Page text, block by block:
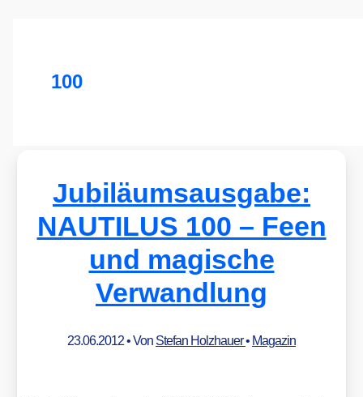
100
Jubiläumsausgabe:
NAUTILUS 100 – Feen
und magische
Verwandlung
23.06.2012• Von Stefan Holzhauer• Magazin